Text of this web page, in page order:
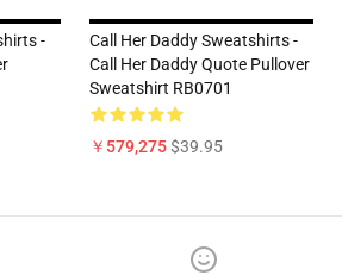
-
Call Her Daddy Sweatshirts -
Call Her Daddy Quote Pullover
Sweatshirt RB0701
￥579,275$39.95